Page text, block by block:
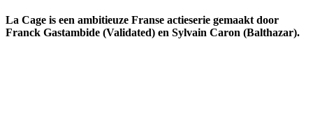
La Cage is een ambitieuze Franse actieserie gemaakt door
Franck Gastambide (Validated) en Sylvain Caron (Balthazar).